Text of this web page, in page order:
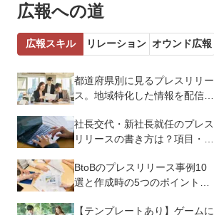
広報への道
広報スキル リレーション オウンド広報
都道府県別に見るプレスリリー
ス。地域特化した情報を配信す
社長交代・新社長就任のプレス
リリースの書き方は？項目・ポ
BtoBのプレスリリース事例10
選と作成時の5つのポイントを
【テンプレートあり】ゲームに